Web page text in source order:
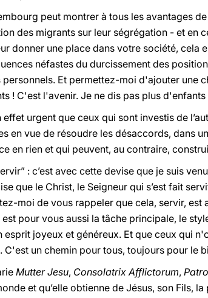
peut montrer à tous les avantages
des migrants sur leur ségrégation - et en
donner une place dans votre société, cela
néfastes du durcissement des
personnels. Et permettez-moi d'ajouter une
! C'est l'avenir. Je ne dis pas plus
effet urgent que ceux qui sont investis de
en vue de résoudre les désaccords, dans
en rien et qui peuvent, au contraire,
: c’est avec cette devise que je suis
que le Christ, le Seigneur qui s’est fait
moi de vous rappeler que cela, servir, est
pour vous aussi la tâche principale, le
esprit joyeux et généreux. Et que ceux qui
C'est un chemin pour tous, toujours pour le
Mutter Jesu, Consolatrix Afflictorum,
et qu’elle obtienne de Jésus, son Fils,